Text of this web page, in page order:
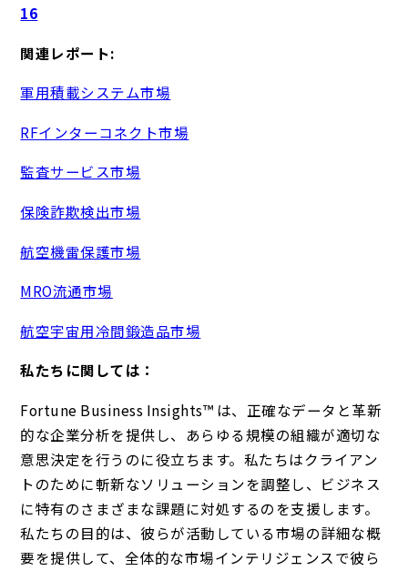
16
関連レポート:
軍用積載システム市場
RFインターコネクト市場
監査サービス市場
保険詐欺検出市場
航空機雷保護市場
MRO流通市場
航空宇宙用冷間鍛造品市場
私たちに関しては：
Fortune Business Insights™ は、正確なデータと革新
的な企業分析を提供し、あらゆる規模の組織が適切な
意思決定を行うのに役立ちます。私たちはクライアン
トのために斬新なソリューションを調整し、ビジネス
に特有のさまざまな課題に対処するのを支援します。
私たちの目的は、彼らが活動している市場の詳細な概
要を提供して、全体的な市場インテリジェンスで彼ら